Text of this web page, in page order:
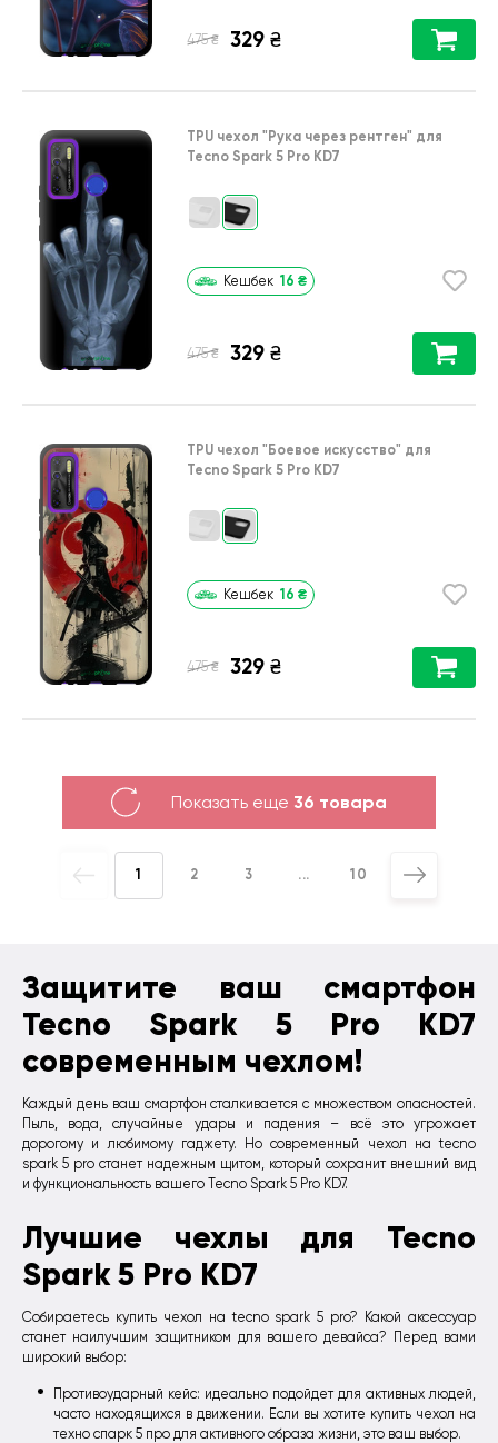
Защитите ваш смартфон
Tecno Spark 5 Pro KD7
современным чехлом!
Каждый день ваш смартфон сталкивается с множеством опасностей.
Пыль, вода, случайные удары и падения – всё это угрожает
дорогому и любимому гаджету. Но современный чехол на tecno
spark 5 pro станет надежным щитом, который сохранит внешний вид
и функциональность вашего Tecno Spark 5 Pro KD7.
Лучшие чехлы для Tecno
Spark 5 Pro KD7
Собираетесь купить чехол на tecno spark 5 pro? Какой аксессуар
станет наилучшим защитником для вашего девайса? Перед вами
широкий выбор:
Противоударный кейс: идеально подойдет для активных людей,
часто находящихся в движении. Если вы хотите купить чехол на
техно спарк 5 про для активного образа жизни, это ваш выбор.
475 ₴ 329 ₴
TPU чехол "Рука через рентген" для
Tecno Spark 5 Pro KD7
Кешбек 16 ₴
475 ₴ 329 ₴
TPU чехол "Боевое искусство" для
Tecno Spark 5 Pro KD7
Кешбек 16 ₴
475 ₴ 329 ₴
Показать еще 36 товара
1 2 3 ... 10